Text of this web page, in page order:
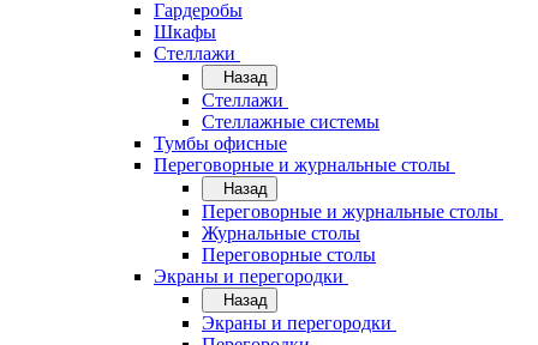
Гардеробы
Шкафы
Стеллажи
Назад
Стеллажи
Стеллажные системы
Тумбы офисные
Переговорные и журнальные столы
Назад
Переговорные и журнальные столы
Журнальные столы
Переговорные столы
Экраны и перегородки
Назад
Экраны и перегородки